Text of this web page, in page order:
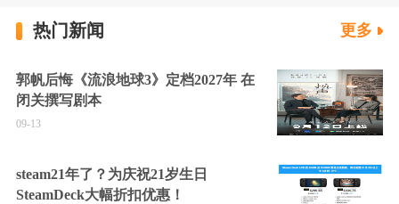
热门新闻 更多
郭帆后悔《流浪地球3》定档2027年 在
闭关撰写剧本
09-13
steam21年了？为庆祝21岁生日
SteamDeck大幅折扣优惠！